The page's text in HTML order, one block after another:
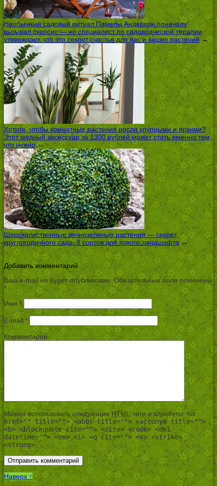
Необычный садовый ритуал Памелы Андерсон поначалу
вызывал скепсис — но специалист по садоводческой терапии
утверждает, что это секрет счастья для вас и ваших растений→
Хотите, чтобы комнатные растения росли крупными и яркими?
Этот медный аксессуар за 1300 рублей может стать именно тем,
что нужно→
Широколиственные вечнозеленые растения — секрет
круглогодичного сада: 8 сортов для яркого ландшафта→
Добавить комментарий
Ваш e-mail не будет опубликован. Обязательные поля помечены
*
Имя *
E-mail*
Комментарий
Можно использовать следующиеHTML-теги и атрибуты:<a
href="" title=""> <abbr title=""> <acronym title="">
<b> <blockquote cite=""> <cite> <code> <del
datetime=""> <em> <i> <q cite=""> <s> <strike>
<strong>
Наверх ↑